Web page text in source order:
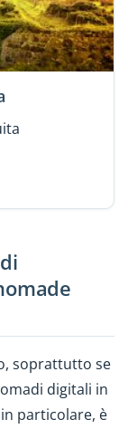
soprattutto se
digitali in
particolare, è